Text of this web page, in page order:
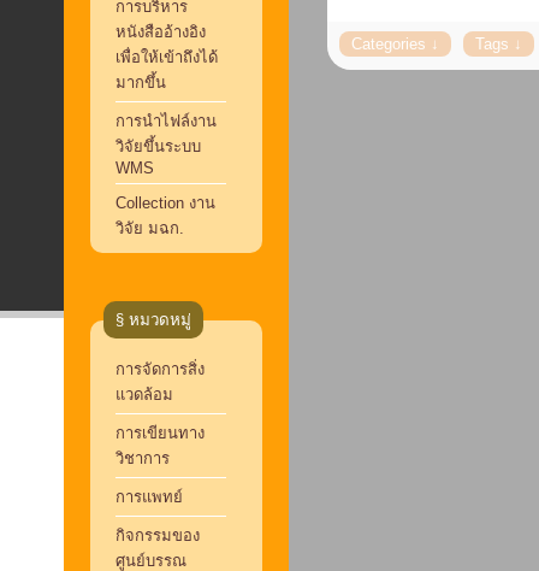
การบริหาร
หนังสืออ้างอิง
เพื่อให้เข้าถึงได้
มากขึ้น
การนำไฟล์งาน
วิจัยขึ้นระบบ
WMS
Collection งาน
วิจัย มฉก.
§ หมวดหมู่
การจัดการสิ่ง
แวดล้อม
การเขียนทาง
วิชาการ
การแพทย์
กิจกรรมของ
ศูนย์บรรณ